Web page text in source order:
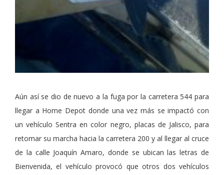
Aún así se dio de nuevo a la fuga por la carretera 544 para
llegar a Home Depot donde una vez más se impactó con
un vehículo Sentra en color negro, placas de Jalisco, para
retomar su marcha hacia la carretera 200 y al llegar al cruce
de la calle Joaquín Amaro, donde se ubican las letras de
Bienvenida, el vehículo provocó que otros dos vehículos